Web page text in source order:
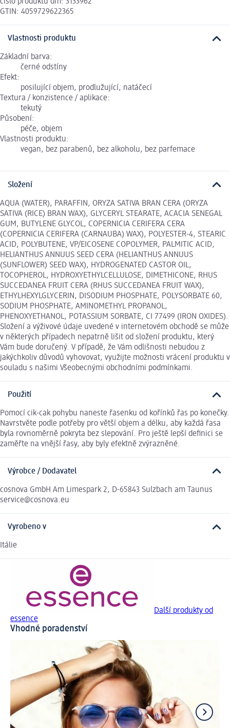
GTIN: 4059729622365
Vlastnosti produktu
Základní barva:
černé odstíny
Efekt:
posilující objem, prodlužující, natáčecí
Textura / konzistence / aplikace:
tekutý
Působení:
péče, objem
Vlastnosti produktu:
vegan, bez parabenů, bez alkoholu, bez parfemace
Složení
AQUA (WATER), PARAFFIN, ORYZA SATIVA BRAN CERA (ORYZA
SATIVA (RICE) BRAN WAX), GLYCERYL STEARATE, ACACIA SENEGAL
GUM, BUTYLENE GLYCOL, COPERNICIA CERIFERA CERA
(COPERNICIA CERIFERA (CARNAUBA) WAX), POLYESTER-4, STEARIC
ACID, POLYBUTENE, VP/EICOSENE COPOLYMER, PALMITIC ACID,
HELIANTHUS ANNUUS SEED CERA (HELIANTHUS ANNUUS
(SUNFLOWER) SEED WAX), HYDROGENATED CASTOR OIL,
TOCOPHEROL, HYDROXYETHYLCELLULOSE, DIMETHICONE, RHUS
SUCCEDANEA FRUIT CERA (RHUS SUCCEDANEA FRUIT WAX),
ETHYLHEXYLGLYCERIN, DISODIUM PHOSPHATE, POLYSORBATE 60,
SODIUM PHOSPHATE, AMINOMETHYL PROPANOL,
PHENOXYETHANOL, POTASSIUM SORBATE, CI 77499 (IRON OXIDES).
Složení a výživové údaje uvedené v internetovém obchodě se může
v některých případech nepatrně lišit od složení produktu, který
Vám bude doručený. V případě, že Vám odlišnosti nebudou z
jakýchkoliv důvodů vyhovovat, využijte možnosti vrácení produktu v
souladu s našimi Všeobecnými obchodními podmínkami.
Použití
Pomocí cik-cak pohybu naneste řasenku od kořínků řas po konečky.
Navrstvěte podle potřeby pro větší objem a délku, aby každá řasa
byla rovnoměrně pokryta bez slepování. Pro ještě lepší definici se
zaměřte na vnější řasy, aby byly efektně zvýrazněné.
Výrobce / Dodavatel
cosnova GmbH Am Limespark 2, D-65843 Sulzbach am Taunus
service@cosnova.eu
Vyrobeno v
Itálie
Další produkty od
essence
Vhodné poradenství